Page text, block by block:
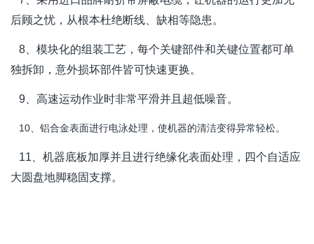
后顾之忧，从根本杜绝断线、缺相等隐患。
8、模块化的组装工艺，每个关键部件和关键位置都可单
独拆卸，意外损坏部件皆可快速更换。
9、高速运动作业时非常平滑并且超低噪音。
10、铝合金表面进行电泳处理，使机器的清洁变得异常轻松。
11、机器底板加厚并且进行绝缘化表面处理，四个自适应
大圆盘地脚稳固支撑。